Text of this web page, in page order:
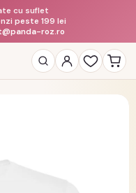
peste 199 lei
cu suflet
roz.ro